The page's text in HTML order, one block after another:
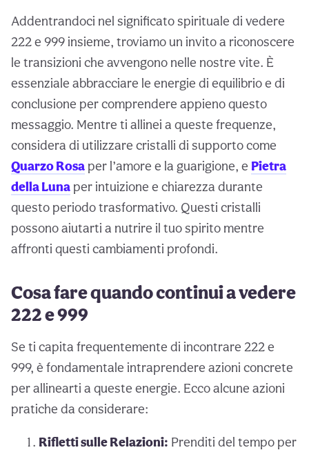
Addentrandoci nel significato spirituale di vedere
222 e 999 insieme, troviamo un invito a riconoscere
le transizioni che avvengono nelle nostre vite. È
essenziale abbracciare le energie di equilibrio e di
conclusione per comprendere appieno questo
messaggio. Mentre ti allinei a queste frequenze,
considera di utilizzare cristalli di supporto come
Quarzo Rosa per l’amore e la guarigione, e Pietra
della Luna per intuizione e chiarezza durante
questo periodo trasformativo. Questi cristalli
possono aiutarti a nutrire il tuo spirito mentre
affronti questi cambiamenti profondi.
Cosa fare quando continui a vedere
222 e 999
Se ti capita frequentemente di incontrare 222 e
999, è fondamentale intraprendere azioni concrete
per allinearti a queste energie. Ecco alcune azioni
pratiche da considerare:
Rifletti sulle Relazioni: Prenditi del tempo per